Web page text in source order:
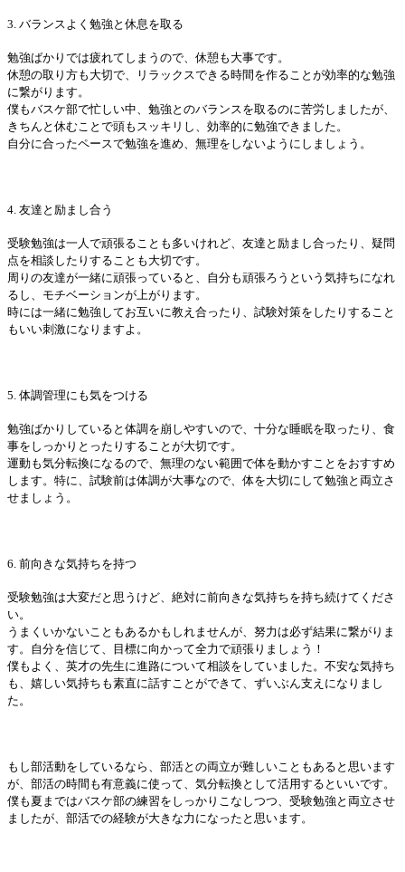
3. バランスよく勉強と休息を取る
勉強ばかりでは疲れてしまうので、休憩も大事です。
休憩の取り方も大切で、リラックスできる時間を作ることが効率的な勉強
に繋がります。
僕もバスケ部で忙しい中、勉強とのバランスを取るのに苦労しましたが、
きちんと休むことで頭もスッキリし、効率的に勉強できました。
自分に合ったペースで勉強を進め、無理をしないようにしましょう。
4. 友達と励まし合う
受験勉強は一人で頑張ることも多いけれど、友達と励まし合ったり、疑問
点を相談したりすることも大切です。
周りの友達が一緒に頑張っていると、自分も頑張ろうという気持ちになれ
るし、モチベーションが上がります。
時には一緒に勉強してお互いに教え合ったり、試験対策をしたりすること
もいい刺激になりますよ。
5. 体調管理にも気をつける
勉強ばかりしていると体調を崩しやすいので、十分な睡眠を取ったり、食
事をしっかりとったりすることが大切です。
運動も気分転換になるので、無理のない範囲で体を動かすことをおすすめ
します。特に、試験前は体調が大事なので、体を大切にして勉強と両立さ
せましょう。
6. 前向きな気持ちを持つ
受験勉強は大変だと思うけど、絶対に前向きな気持ちを持ち続けてくださ
い。
うまくいかないこともあるかもしれませんが、努力は必ず結果に繋がりま
す。自分を信じて、目標に向かって全力で頑張りましょう！
僕もよく、英才の先生に進路について相談をしていました。不安な気持ち
も、嬉しい気持ちも素直に話すことができて、ずいぶん支えになりまし
た。
もし部活動をしているなら、部活との両立が難しいこともあると思います
が、部活の時間も有意義に使って、気分転換として活用するといいです。
僕も夏まではバスケ部の練習をしっかりこなしつつ、受験勉強と両立させ
ましたが、部活での経験が大きな力になったと思います。